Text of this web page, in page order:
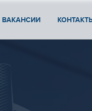
ВАКАНСИИ